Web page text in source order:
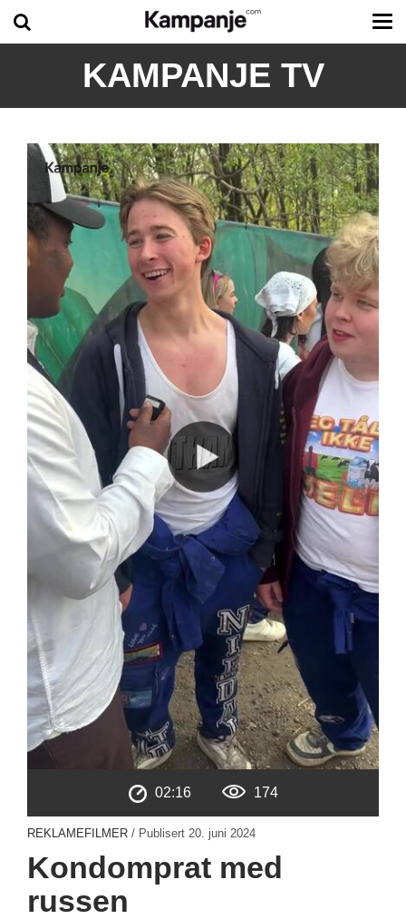
KAMPANJE TV
02:16 174
REKLAMEFILMER / Publisert 20. juni 2024
Kondomprat med
russen